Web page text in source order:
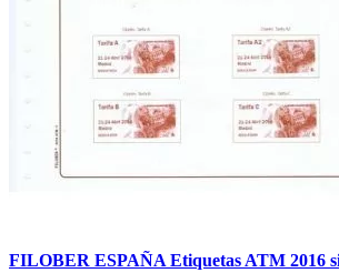
FILOBER ESPAÑA Etiquetas ATM 2016